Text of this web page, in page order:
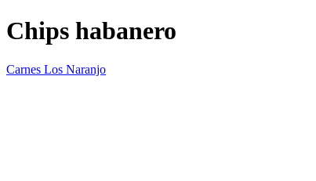
Chips habanero
Carnes Los Naranjo